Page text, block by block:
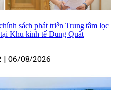
sách phát triển Trung tâm lọc
Khu kinh tế Dung Quất
| 06/08/2026